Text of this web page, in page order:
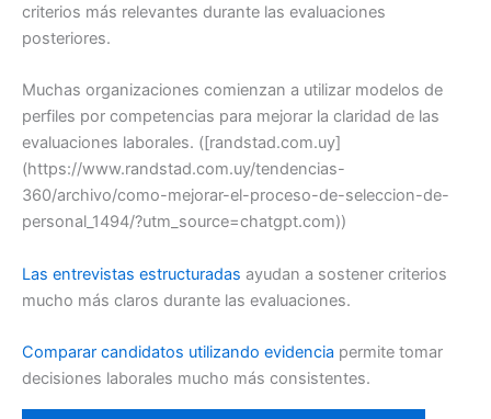
criterios más relevantes durante las evaluaciones
posteriores.
Muchas organizaciones comienzan a utilizar modelos de
perfiles por competencias para mejorar la claridad de las
evaluaciones laborales. ([randstad.com.uy]
(https://www.randstad.com.uy/tendencias-
360/archivo/como-mejorar-el-proceso-de-seleccion-de-
personal_1494/?utm_source=chatgpt.com))
Las entrevistas estructuradas ayudan a sostener criterios
mucho más claros durante las evaluaciones.
Comparar candidatos utilizando evidencia permite tomar
decisiones laborales mucho más consistentes.